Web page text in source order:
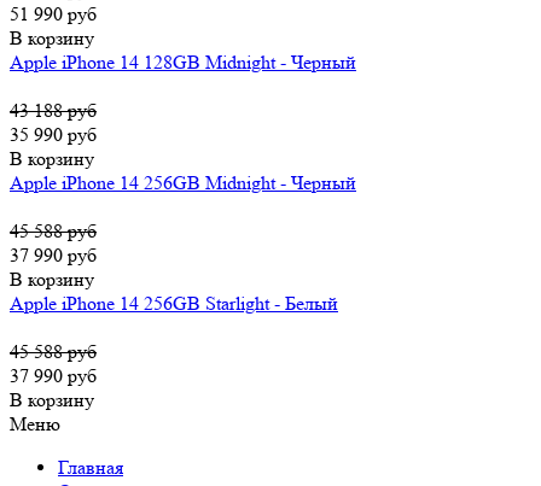
51 990 руб
В корзину
Apple iPhone 14 128GB Midnight - Черный
43 188 руб
35 990 руб
В корзину
Apple iPhone 14 256GB Midnight - Черный
45 588 руб
37 990 руб
В корзину
Apple iPhone 14 256GB Starlight - Белый
45 588 руб
37 990 руб
В корзину
Меню
Главная